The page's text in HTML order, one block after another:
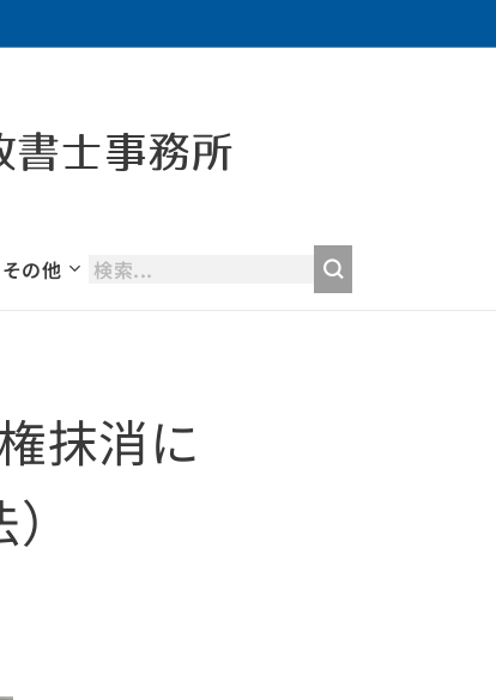
士事務所
その他
抹消に